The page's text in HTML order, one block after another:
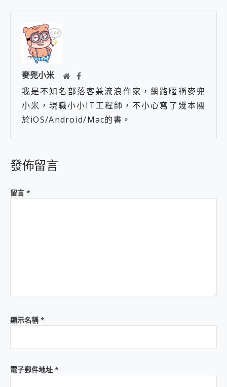
麥兜小米
我是不知名部落客兼流浪作家，網路暱稱麥兜
小米，現職小小IT工程師，不小心寫了幾本關
於iOS/Android/Mac的書。
發佈留言
留言 *
顯示名稱*
電子郵件地址 *